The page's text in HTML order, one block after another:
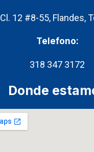
Cl. 12 #8-55, Flandes,
Telefono:
318 347 3172
Donde